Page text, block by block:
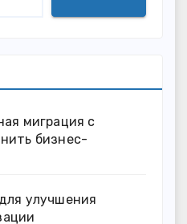
миграция с
бизнес-
улучшения